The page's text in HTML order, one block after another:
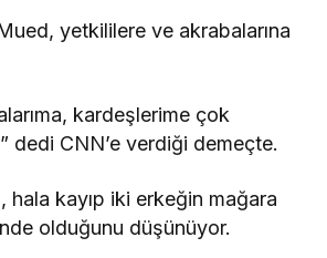
yetkililere ve akrabalarına
kardeşlerime çok
dedi CNN’e verdiği demeçte.
hala kayıp iki erkeğin mağara
olduğunu düşünüyor.